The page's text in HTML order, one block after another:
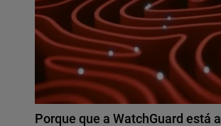
Porque que a WatchGuard está a